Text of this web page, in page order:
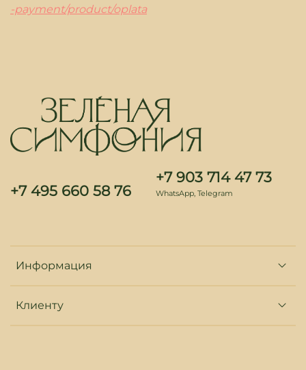
-payment/product/oplata
Информация
Клиенту
+7 495 660 58 76
+7 903 714 47 73
WhatsApp, Telegram